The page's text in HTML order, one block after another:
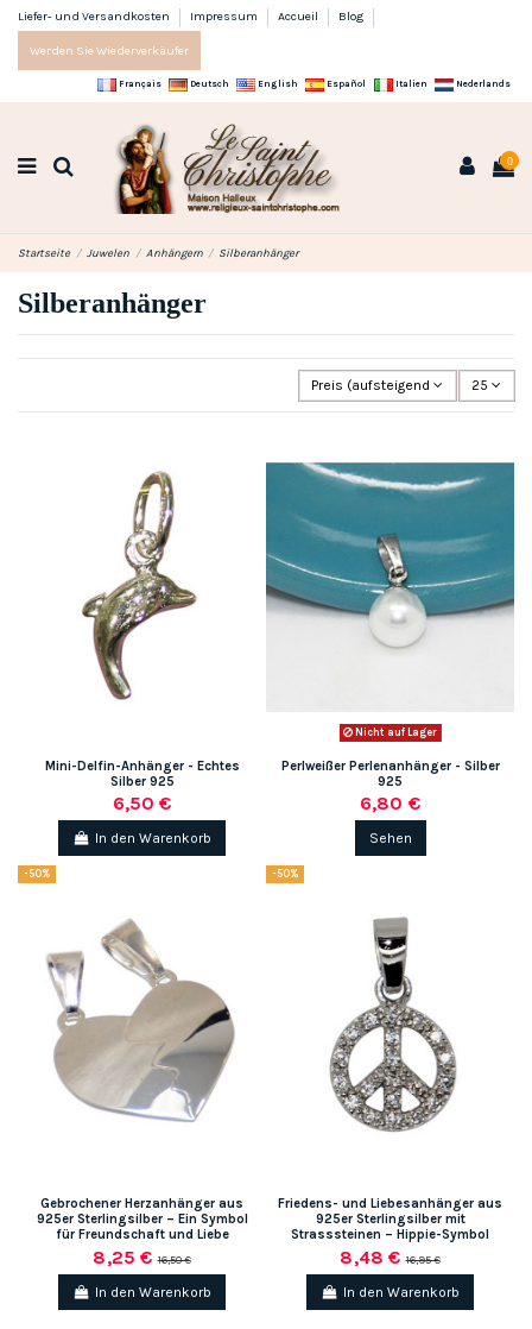
Liefer- und Versandkosten Impressum Accueil Blog
Werden Sie Wiederverkäufer
Français Deutsch English Español Italien Nederlands
0
Startseite Juwelen Anhängern Silberanhänger
Silberanhänger
Preis (aufsteigend) 25
Mini-Delfin-Anhänger - Echtes
Silber 925
6,50 €
In den Warenkorb
Nicht auf Lager
Perlweißer Perlenanhänger - Silber
925
6,80 €
Sehen
-50%
Gebrochener Herzanhänger aus
925er Sterlingsilber – Ein Symbol
für Freundschaft und Liebe
8,25 €16,50 €
In den Warenkorb
-50%
Friedens- und Liebesanhänger aus
925er Sterlingsilber mit
Strasssteinen – Hippie-Symbol
8,48 €16,95 €
In den Warenkorb